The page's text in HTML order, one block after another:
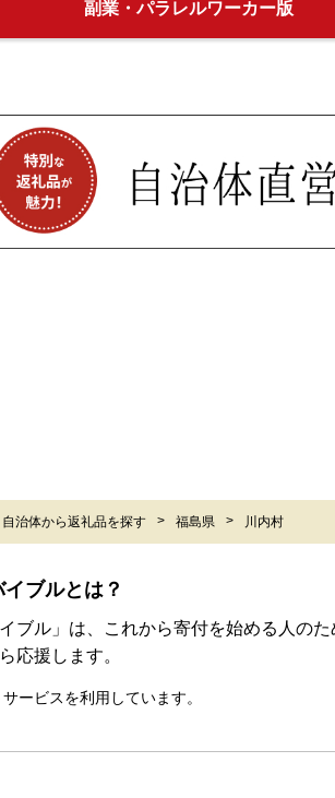
副業・パラレルワーカー版
自治体から返礼品を探す 福島県 川内村
ブルとは？
ブル」は、これから寄付を始める人の
応援します。
ービスを利用しています。